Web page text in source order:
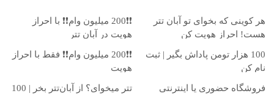
هر کوینی که بخوای تو آبان تتر
هست! احراز هویت کن
❗❗200 میلیون وام❗❗ با احراز
هویت در آبان تتر
100 هزار تومن پاداش بگیر | ثبت
نام کن
❗❗200 میلیون وام❗❗ فقط با احراز
هویت
فروشگاه حضوری یا اینترنتی
تتر میخوای؟ از آبان‌تتر بخر | 100